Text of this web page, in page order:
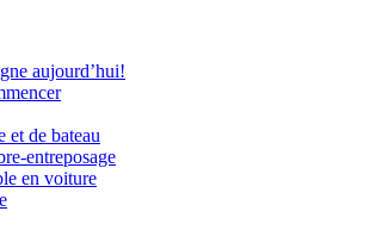
aujourd’hui!
et de bateau
entreposage
en voiture